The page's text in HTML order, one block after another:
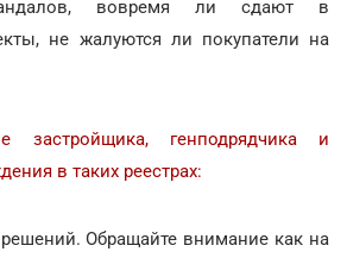
вовремя ли сдают в
не жалуются ли покупатели на
застройщика, генподрядчика и
в таких реестрах:
Обращайте внимание как на